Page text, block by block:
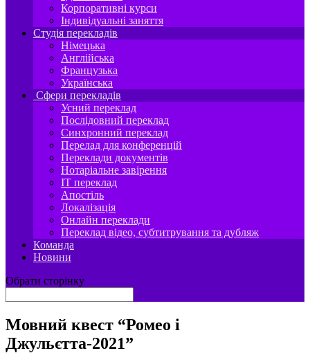
Корпоративні курси
Індивідуальні заняття
Студія перекладів
Німецька
Англійська
Французька
Українська
Сфери перекладів
Усний переклад
Послідовний переклад
Синхронний переклад
Перелад для конференцій
Переклади документів
Нотаріальне завірення
IT переклад
Апостіль
Локалізація
Онлайн переклади
Переклад відео, субтитрування та дубляж
Команда
Новини
Обрати сторінку
Мовний квест “Ромео і
Джульєтта-2021”